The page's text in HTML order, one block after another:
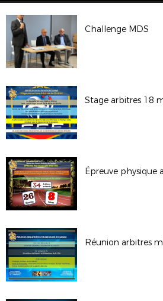
Challenge MDS
Stage arbitres 18
Réunion arbitres